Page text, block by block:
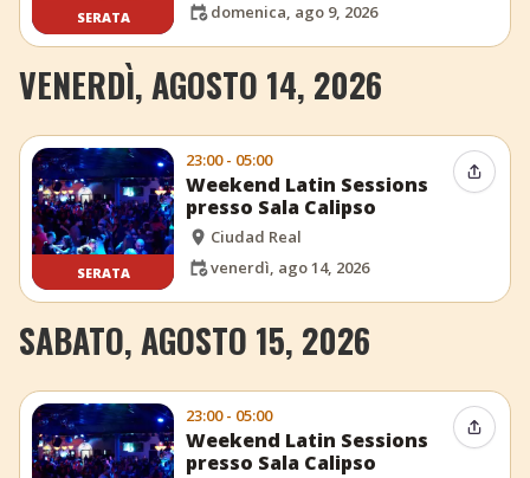
SERATA
domenica, ago 9, 2026
VENERDÌ, AGOSTO 14, 2026
SERATA
23:00 - 05:00
Weekend Latin Sessions
presso Sala Calipso
Ciudad Real
venerdì, ago 14, 2026
SABATO, AGOSTO 15, 2026
23:00 - 05:00
Weekend Latin Sessions
presso Sala Calipso